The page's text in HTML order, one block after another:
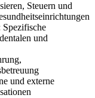
Steuern und
Spezifische
und
und externe